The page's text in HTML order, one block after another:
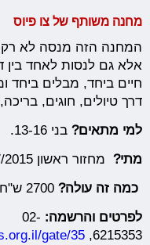
מחנה משותף של צו פיוס
המחנה הזה מנסה לא רק
אלא גם לנסות לאחד בין
חיים ביחד, מבלים ביחד
דרך טיולים, חוגים,
למי מתאים?בני 13-16.
מתי? מחזור ראשון 6-16/7/2015 מחזור שני 27/7-6/8/2015
כמה זה עולה?2700 ש"ח+250 ₪ דמי הרשמה.
לפרטים והרשמה: 02-
6215353,
gate/35